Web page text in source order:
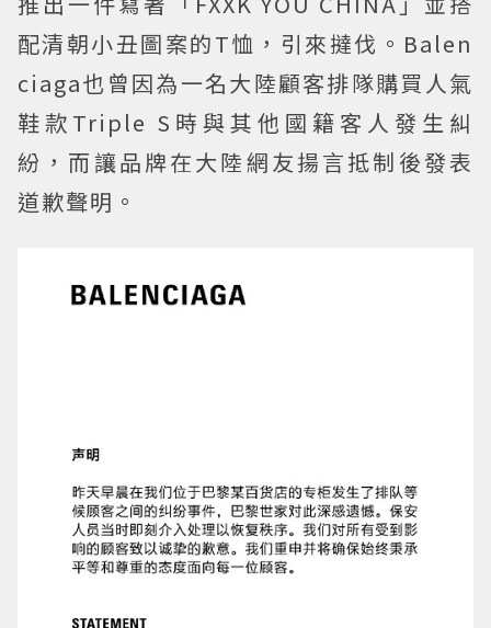
配清朝小丑圖案的T恤，引來撻伐。Balen
ciaga也曾因為一名大陸顧客排隊購買人氣
鞋款Triple S時與其他國籍客人發生糾
紛，而讓品牌在大陸網友揚言抵制後發表
道歉聲明。